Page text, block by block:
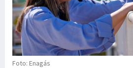
Foto: Enagás